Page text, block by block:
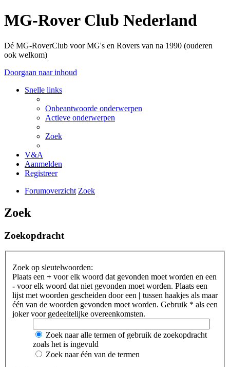
MG-Rover Club Nederland
Dé MG-RoverClub voor MG's en Rovers van na 1990 (ouderen
ook welkom)
Doorgaan naar inhoud
Snelle links
Onbeantwoorde onderwerpen
Actieve onderwerpen
Zoek
V&A
Aanmelden
Registreer
Forumoverzicht Zoek
Zoek
Zoekopdracht
Zoek op sleutelwoorden:
Plaats een + voor elk woord dat gevonden moet worden en een
- voor elk woord dat niet gevonden moet worden. Plaats een
lijst met woorden gescheiden door een | tussen haakjes als maar
één van de woorden gevonden moet worden. Gebruik * als een
joker voor gedeeltelijke overeenkomsten.
Zoek naar alle termen of gebruik de zoekopdracht
zoals het is ingevuld
Zoek naar één van de termen